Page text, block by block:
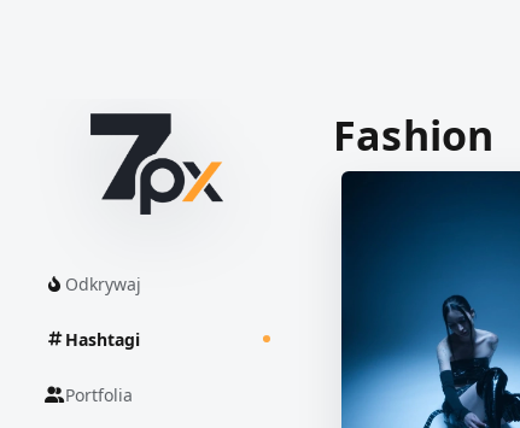
Odkrywaj
Hashtagi
Portfolia
Fashion